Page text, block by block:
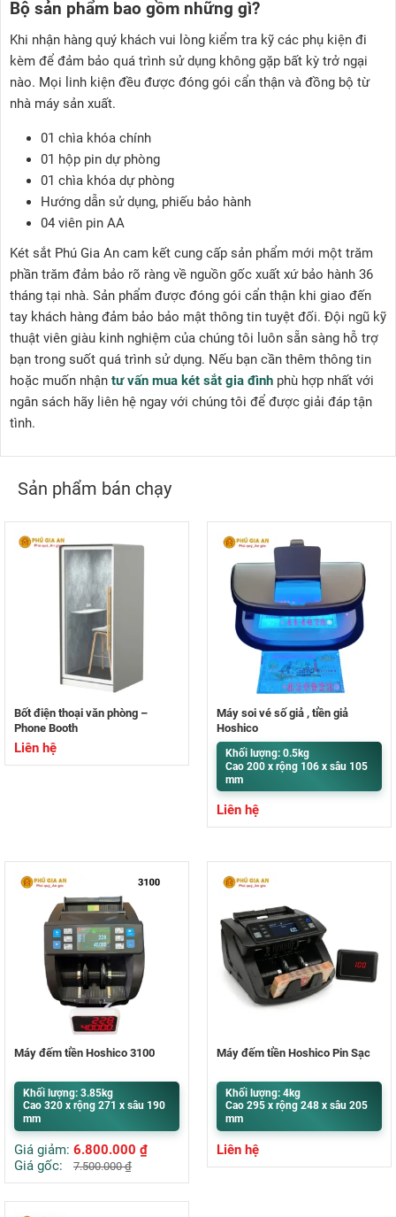
Bộ sản phẩm bao gồm những gì?
Khi nhận hàng quý khách vui lòng kiểm tra kỹ các phụ kiện đi
kèm để đảm bảo quá trình sử dụng không gặp bất kỳ trở ngại
nào. Mọi linh kiện đều được đóng gói cẩn thận và đồng bộ từ
nhà máy sản xuất.
01 chìa khóa chính
01 hộp pin dự phòng
01 chìa khóa dự phòng
Hướng dẫn sử dụng, phiếu bảo hành
04 viên pin AA
Két sắt Phú Gia An cam kết cung cấp sản phẩm mới một trăm
phần trăm đảm bảo rõ ràng về nguồn gốc xuất xứ bảo hành 36
tháng tại nhà. Sản phẩm được đóng gói cẩn thận khi giao đến
tay khách hàng đảm bảo bảo mật thông tin tuyệt đối. Đội ngũ kỹ
thuật viên giàu kinh nghiệm của chúng tôi luôn sẵn sàng hỗ trợ
bạn trong suốt quá trình sử dụng. Nếu bạn cần thêm thông tin
hoặc muốn nhận tư vấn mua két sắt gia đình phù hợp nhất với
ngân sách hãy liên hệ ngay với chúng tôi để được giải đáp tận
tình.
Sản phẩm bán chạy
Bốt điện thoại văn phòng –
Phone Booth
Liên hệ
Máy soi vé số giả , tiền giả
Hoshico
Khối lượng: 0.5kg
Cao 200 x rộng 106 x sâu 105
mm
Liên hệ
Máy đếm tiền Hoshico 3100
Khối lượng: 3.85kg
Cao 320 x rộng 271 x sâu 190
mm
Giá giảm: 6.800.000 ₫
Giá gốc:
7.500.000₫
Máy đếm tiền Hoshico Pin Sạc
Khối lượng: 4kg
Cao 295 x rộng 248 x sâu 205
mm
Liên hệ